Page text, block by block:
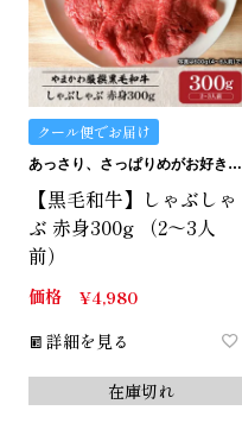
クール便でお届け
あっさり、さっぱりめがお好きな方にはこの赤身。
【黒毛和牛】しゃぶしゃ
ぶ 赤身300g （2～3人
前）
価格 ¥4,980
詳細を見る
在庫切れ